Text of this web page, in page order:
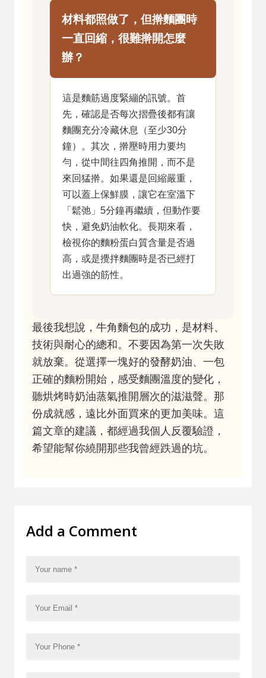
材料都照做了，但擀麵團時
一直回縮，很難擀開怎麼
辦？
這是麵筋過度緊繃的訊號。首
先，確認是否每次摺疊後都有讓
麵團充分冷藏休息（至少30分
鐘）。其次，擀壓時用力要均
勻，從中間往四角推開，而不是
來回猛擀。如果還是回縮嚴重，
可以蓋上保鮮膜，讓它在室溫下
「鬆弛」5分鐘再繼續，但動作要
快，避免奶油軟化。長期來看，
檢視你的麵粉蛋白質含量是否過
高，或是攪拌麵團時是否已經打
出過強的筋性。
最後我想說，牛角麵包的成功，是材料、
技術與耐心的總和。不要因為第一次失敗
就放棄。從選擇一塊好的發酵奶油、一包
正確的麵粉開始，感受麵團溫度的變化，
聽烘烤時奶油蒸氣推開層次的滋滋聲。那
份成就感，遠比外面買來的更加美味。這
篇文章的建議，都經過我個人反覆驗證，
希望能幫你繞開那些我曾經跌過的坑。
Add a Comment